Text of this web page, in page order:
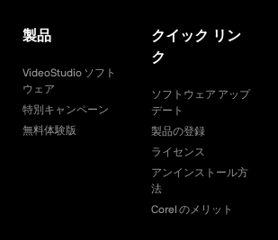
製品
VideoStudio ソフト
ウェア
特別キャンペーン
無料体験版
クイック リン
ク
ソフトウェア アップ
デート
製品の登録
ライセンス
アンインストール方
法
Corel のメリット